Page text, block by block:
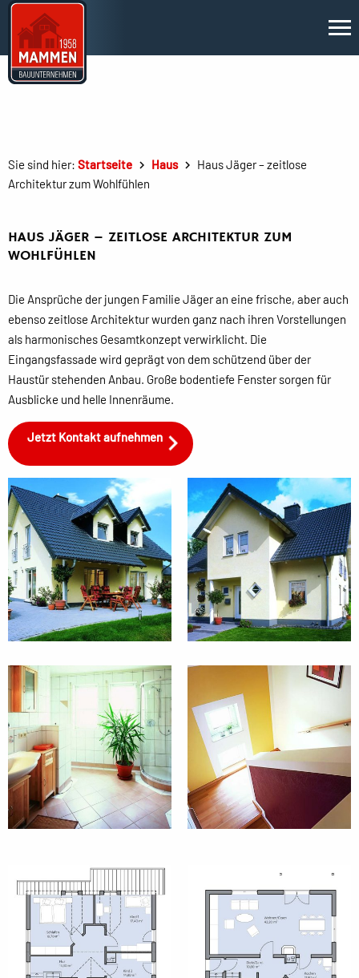
Sie sind hier: Startseite Haus
Haus Jäger – zeitlose
Architektur zum Wohlfühlen
HAUS JÄGER – ZEITLOSE ARCHITEKTUR ZUM
WOHLFÜHLEN
Die Ansprüche der jungen Familie Jäger an eine frische, aber auch
ebenso zeitlose Architektur wurden ganz nach ihren Vorstellungen
als harmonisches Gesamtkonzept verwirklicht. Die
Eingangsfassade wird geprägt von dem schützend über der
Haustür stehenden Anbau. Große bodentiefe Fenster sorgen für
Ausblicke und helle Innenräume.
Jetzt Kontakt aufnehmen